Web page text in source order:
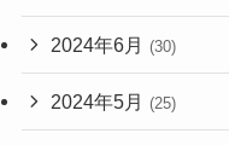
2024年6月 (30)
2024年5月 (25)